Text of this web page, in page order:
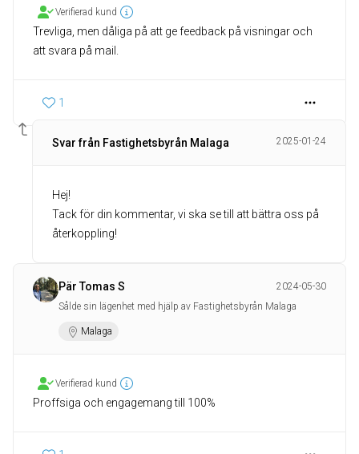
Verifierad kund
Trevliga, men dåliga på att ge feedback på visningar och
att svara på mail.
1
Svar från Fastighetsbyrån Malaga 2025-01-24
Hej!
Tack för din kommentar, vi ska se till att bättra oss på
återkoppling!
Pär Tomas S
2024-05-30
Sålde sin lägenhet med hjälp av Fastighetsbyrån Malaga
Malaga
Verifierad kund
Proffsiga och engagemang till 100%